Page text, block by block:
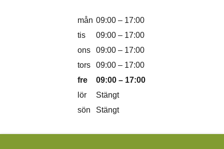
mån 09:00 – 17:00
tis
09:00 – 17:00
ons
09:00 – 17:00
tors
09:00 – 17:00
fre
09:00 – 17:00
lör
Stängt
sön
Stängt